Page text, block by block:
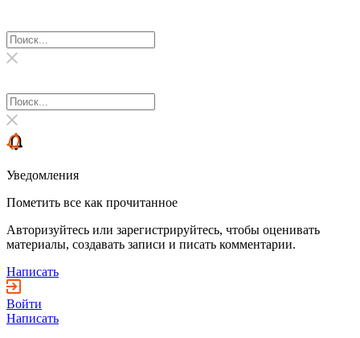
Уведомления
Пометить все как прочитанное
Авторизуйтесь или зарегистрируйтесь, чтобы оценивать
материалы, создавать записи и писать комментарии.
Написать
Войти
Написать